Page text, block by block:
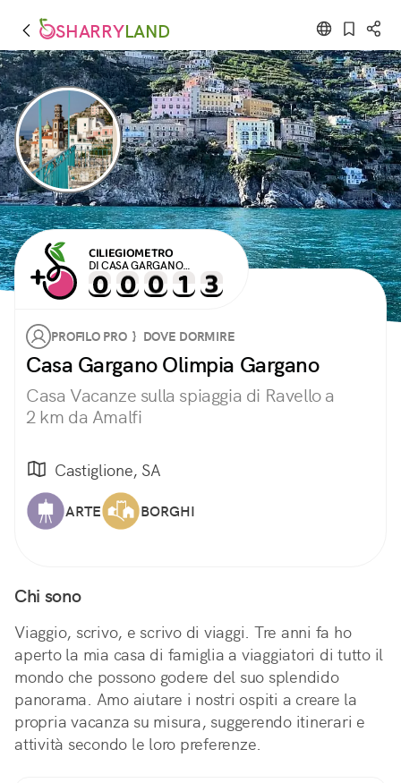
SHARRYLAND
CILIEGIOMETRO
DI CASA GARGANO
OLIMPIA GARGANO
PROFILO PRO } DOVE DORMIRE
Casa Gargano Olimpia Gargano
Casa Vacanze sulla spiaggia di Ravello a
2 km da Amalfi
Castiglione, SA
ARTE BORGHI
Chi sono
Viaggio, scrivo, e scrivo di viaggi. Tre anni fa ho
aperto la mia casa di famiglia a viaggiatori di tutto il
mondo che possono godere del suo splendido
panorama. Amo aiutare i nostri ospiti a creare la
propria vacanza su misura, suggerendo itinerari e
attività secondo le loro preferenze.